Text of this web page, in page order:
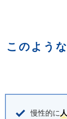
このよう
慢性的に